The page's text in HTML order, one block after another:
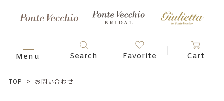
TOP お問い合わせ